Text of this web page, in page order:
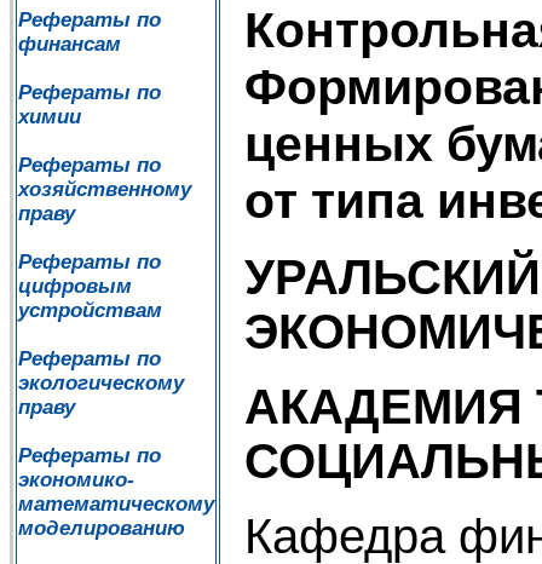
Рефераты по
финансам
Рефераты по
химии
Рефераты по
хозяйственному
праву
Рефераты по
цифровым
устройствам
Рефераты по
экологическому
праву
Рефераты по
экономико-
математическому
моделированию
ценных
от типа
АКАДЕМИЯ
Кафедра